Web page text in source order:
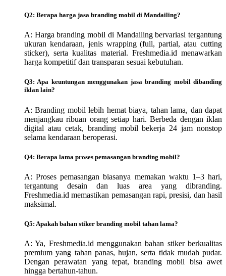
Q2: Berapa harga jasa branding mobil di Mandailing?
A: Harga branding mobil di Mandailing bervariasi tergantung
ukuran kendaraan, jenis wrapping (full, partial, atau cutting
sticker), serta kualitas material. Freshmedia.id menawarkan
harga kompetitif dan transparan sesuai kebutuhan.
Q3: Apa keuntungan menggunakan jasa branding mobil dibanding
iklan lain?
A: Branding mobil lebih hemat biaya, tahan lama, dan dapat
menjangkau ribuan orang setiap hari. Berbeda dengan iklan
digital atau cetak, branding mobil bekerja 24 jam nonstop
selama kendaraan beroperasi.
Q4: Berapa lama proses pemasangan branding mobil?
A: Proses pemasangan biasanya memakan waktu 1–3 hari,
tergantung desain dan luas area yang dibranding.
Freshmedia.id memastikan pemasangan rapi, presisi, dan hasil
maksimal.
Q5: Apakah bahan stiker branding mobil tahan lama?
A: Ya, Freshmedia.id menggunakan bahan stiker berkualitas
premium yang tahan panas, hujan, serta tidak mudah pudar.
Dengan perawatan yang tepat, branding mobil bisa awet
hingga bertahun-tahun.